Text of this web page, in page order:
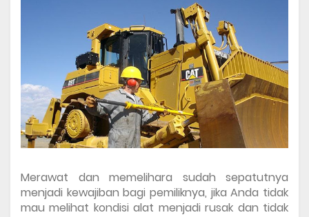
Merawat dan memelihara sudah sepatutnya
menjadi kewajiban bagi pemiliknya, jika Anda tidak
mau melihat kondisi alat menjadi rusak dan tidak